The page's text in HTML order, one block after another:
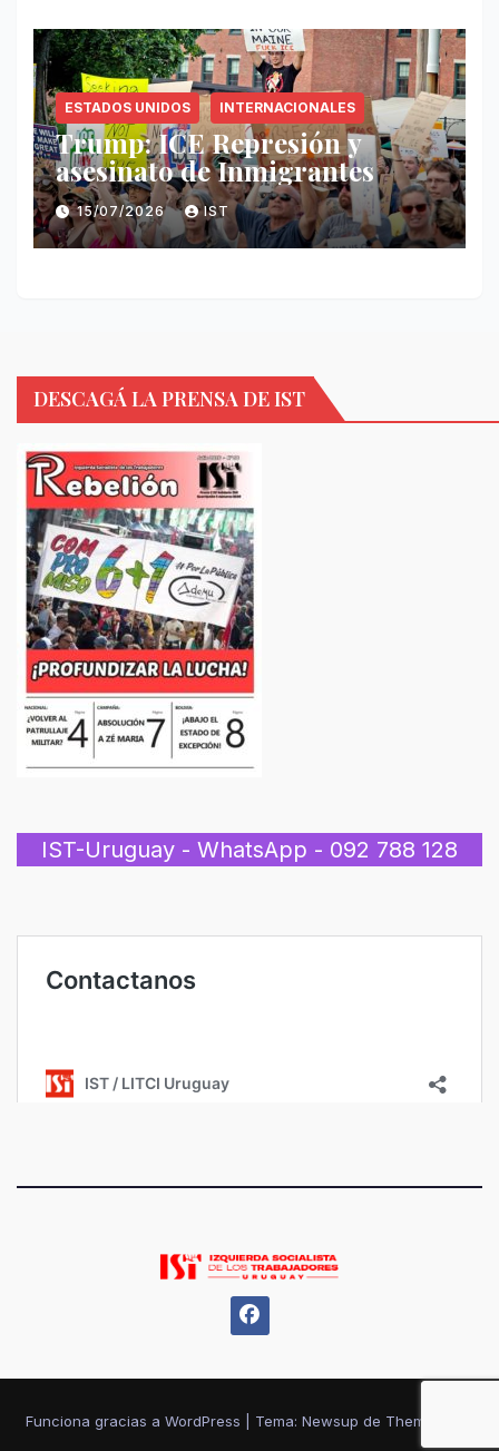
ESTADOS UNIDOS INTERNACIONALES
Trump: ICE Represión y
asesinato de Inmigrantes
15/07/2026 IST
DESCAGÁ LA PRENSA DE IST
IST-Uruguay - WhatsApp - 092 788 128
Funciona gracias a WordPress Tema: Newsup de Themeansar